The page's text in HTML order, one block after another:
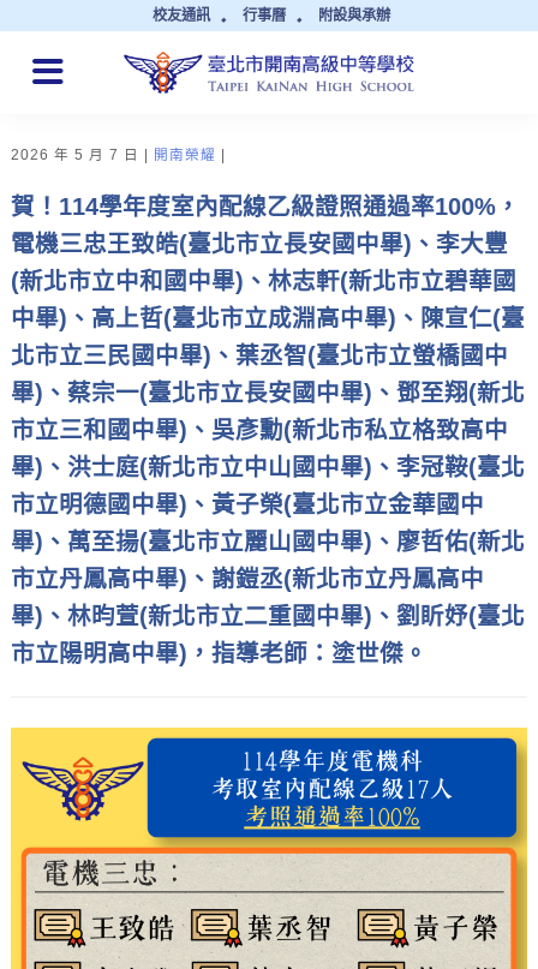
校友通訊 行事曆 附設與承辦
QUICK LINKS
2026 年 5 月 7 日 開南榮耀
賀！114學年度室內配線乙級證照通過率100%，
電機三忠王致皓(臺北市立長安國中畢)、李大豐
(新北市立中和國中畢)、林志軒(新北市立碧華國
中畢)、高上哲(臺北市立成淵高中畢)、陳宣仁(臺
北市立三民國中畢)、葉丞智(臺北市立螢橋國中
畢)、蔡宗一(臺北市立長安國中畢)、鄧至翔(新北
市立三和國中畢)、吳彥勳(新北市私立格致高中
畢)、洪士庭(新北市立中山國中畢)、李冠鞍(臺北
市立明德國中畢)、黃子榮(臺北市立金華國中
畢)、萬至揚(臺北市立麗山國中畢)、廖哲佑(新北
市立丹鳳高中畢)、謝鎧丞(新北市立丹鳳高中
畢)、林昀萱(新北市立二重國中畢)、劉盺妤(臺北
市立陽明高中畢)，指導老師：塗世傑。